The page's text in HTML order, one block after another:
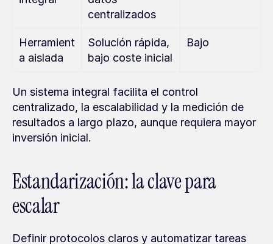
centralizados
Herramient
a aislada
Solución rápida,
bajo coste inicial
Bajo
Un sistema integral facilita el control
centralizado, la escalabilidad y la medición de
resultados a largo plazo, aunque requiera mayor
inversión inicial.
Estandarización: la clave para
escalar
Definir protocolos claros y automatizar tareas